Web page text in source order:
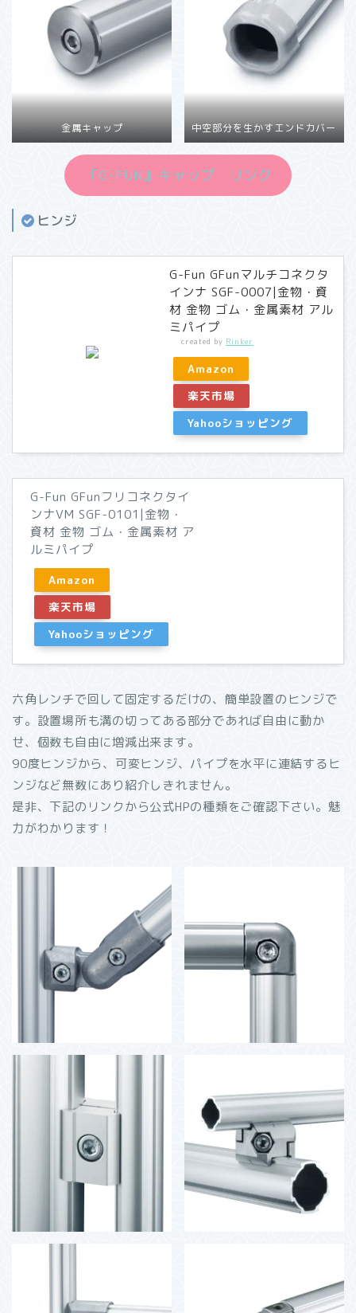
金属キャップ 中空部分を生かすエンドカバー
「G-FUN』キャップ リンク
ヒンジ
G-Fun GFunマルチコネクタ
インナ SGF-0007|金物・資
材 金物 ゴム・金属素材 アル
ミパイプ
created by Rinker
Amazon
楽天市場
Yahooショッピング
G-Fun GFunフリコネクタイ
ンナVM SGF-0101|金物・
資材 金物 ゴム・金属素材 ア
ルミパイプ
Amazon
楽天市場
Yahooショッピング
六角レンチで回して固定するだけの、簡単設置のヒンジで
す。設置場所も溝の切ってある部分であれば自由に動か
せ、個数も自由に増減出来ます。
90度ヒンジから、可変ヒンジ、パイプを水平に連結するヒ
ンジなど無数にあり紹介しきれません。
是非、下記のリンクから公式HPの種類をご確認下さい。魅
力がわかります！